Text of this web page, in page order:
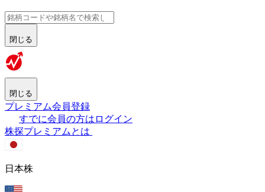
閉じる
閉じる
プレミアム会員登録
すでに会員の方はログイン
株探プレミアムとは
日本株